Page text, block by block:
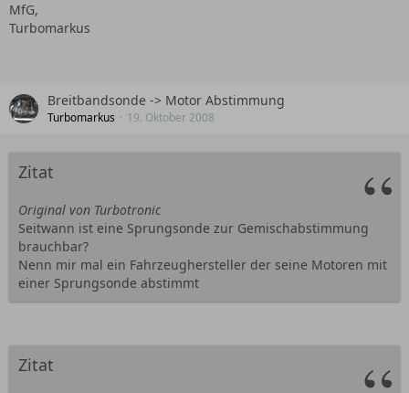
MfG,
Turbomarkus
Breitbandsonde -> Motor Abstimmung
Turbomarkus 19. Oktober 2008
Zitat
Original von Turbotronic
Seitwann ist eine Sprungsonde zur Gemischabstimmung
brauchbar?
Nenn mir mal ein Fahrzeughersteller der seine Motoren mit
einer Sprungsonde abstimmt
Zitat